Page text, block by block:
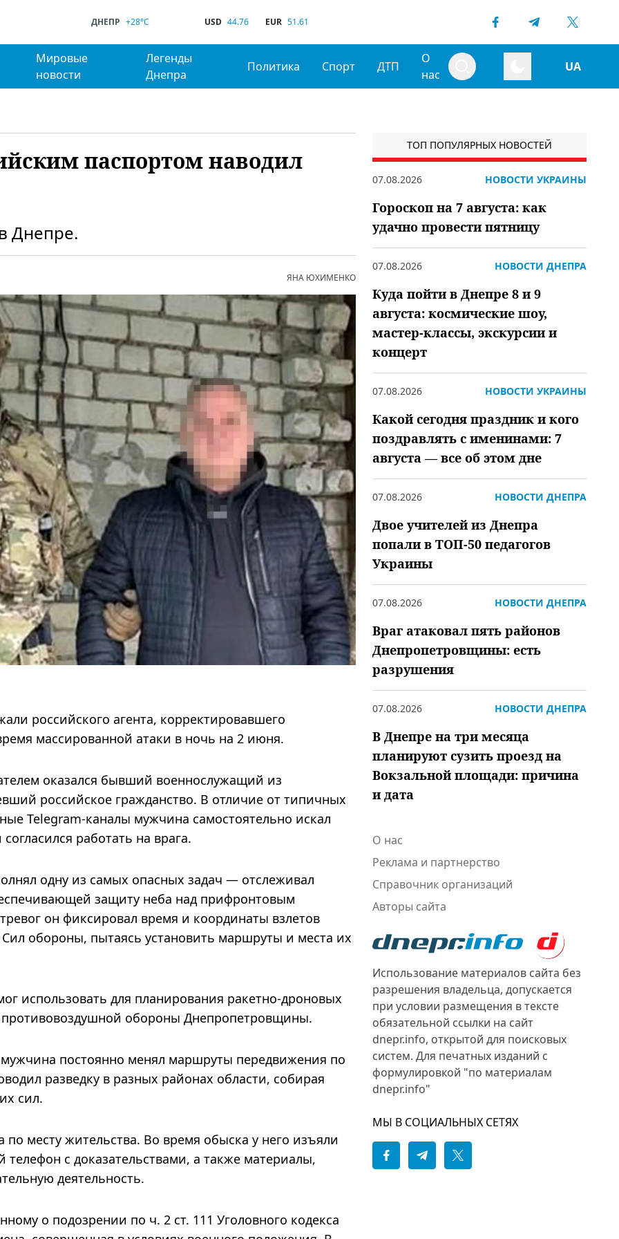
ДНЕПР +28°C USD 44.76 EUR 51.61
Мировые
новости
Легенды
Днепра
Политика Спорт ДТП
О
нас
UA
паспортом наводил
Днепре.
ЯНА ЮХИМЕНКО
российского агента, корректировавшего
массированной атаки в ночь на 2 июня.
оказался бывший военнослужащий из
российское гражданство. В отличие от типичных
Telegram-каналы мужчина самостоятельно искал
работать на врага.
одну из самых опасных задач — отслеживал
защиту неба над прифронтовым
он фиксировал время и координаты взлетов
обороны, пытаясь установить маршруты и места их
использовать для планирования ракетно-дроновых
противовоздушной обороны Днепропетровщины.
постоянно менял маршруты передвижения по
разведку в разных районах области, собирая
сил.
месту жительства. Во время обыска у него изъяли
с доказательствами, а также материалы,
деятельность.
о подозрении по ч. 2 ст. 111 Уголовного кодекса
ТОП ПОПУЛЯРНЫХ НОВОСТЕЙ
07.08.2026 НОВОСТИ УКРАИНЫ
Гороскоп на 7 августа: как
удачно провести пятницу
07.08.2026 НОВОСТИ ДНЕПРА
Куда пойти в Днепре 8 и 9
августа: космические шоу,
мастер-классы, экскурсии и
концерт
07.08.2026 НОВОСТИ УКРАИНЫ
Какой сегодня праздник и кого
поздравлять с именинами: 7
августа — все об этом дне
07.08.2026 НОВОСТИ ДНЕПРА
Двое учителей из Днепра
попали в ТОП-50 педагогов
Украины
07.08.2026 НОВОСТИ ДНЕПРА
Враг атаковал пять районов
Днепропетровщины: есть
разрушения
07.08.2026 НОВОСТИ ДНЕПРА
В Днепре на три месяца
планируют сузить проезд на
Вокзальной площади: причина
и дата
О нас
Реклама и партнерство
Справочник организаций
Авторы сайта
Использование материалов сайта без
разрешения владельца, допускается
при условии размещения в тексте
обязательной ссылки на сайт
dnepr.info, открытой для поисковых
систем. Для печатных изданий с
формулировкой "по материалам
dnepr.info"
МЫ В СОЦИАЛЬНЫХ СЕТЯХ